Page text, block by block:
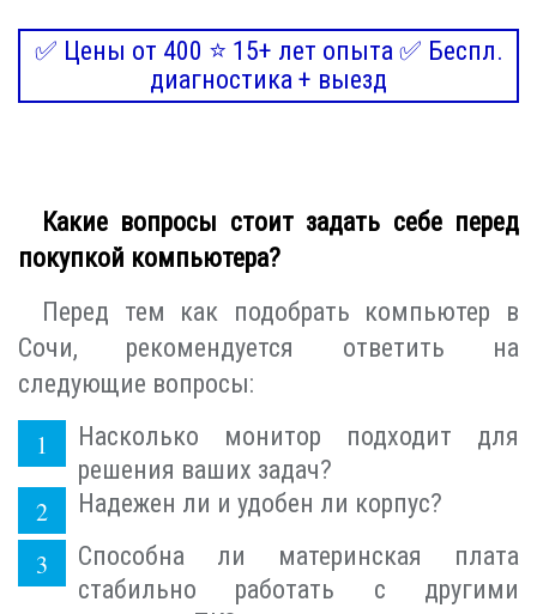
✅ Цены от 400 ⭐ 15+ лет опыта ✅ Беспл.
диагностика + выезд
Какие вопросы стоит задать себе перед
покупкой компьютера?
Перед тем как подобрать компьютер в
Сочи, рекомендуется ответить на
следующие вопросы:
Насколько монитор подходит для
решения ваших задач?
Надежен ли и удобен ли корпус?
Способна ли материнская плата
стабильно работать с другими